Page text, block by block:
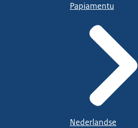
Papiamentu
Nederlandse